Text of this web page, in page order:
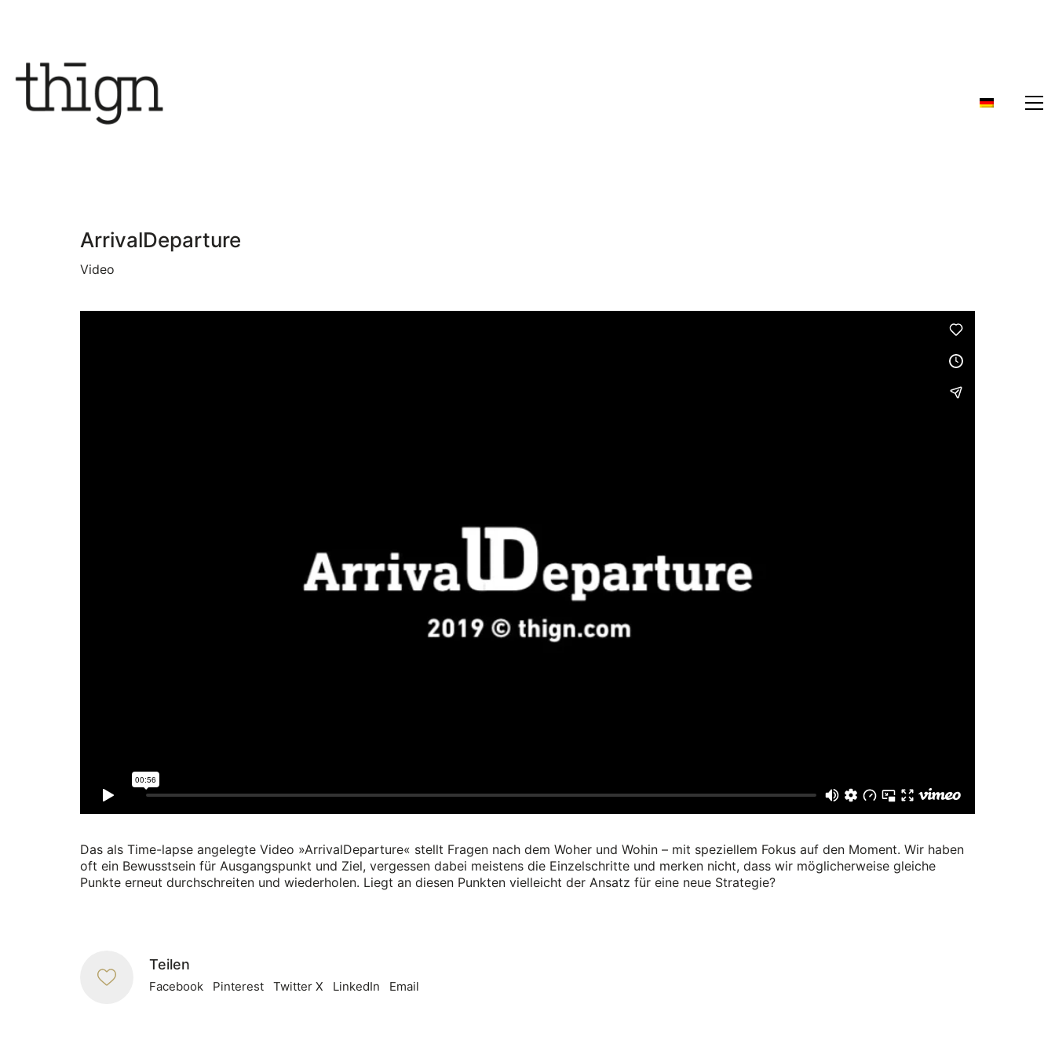
ArrivalDeparture
Video
Das als Time-lapse angelegte Video »ArrivalDeparture« stellt Fragen nach dem Woher und Wohin – mit speziellem Fokus auf den Moment. Wir haben
oft ein Bewusstsein für Ausgangspunkt und Ziel, vergessen dabei meistens die Einzelschritte und merken nicht, dass wir möglicherweise gleiche
Punkte erneut durchschreiten und wiederholen. Liegt an diesen Punkten vielleicht der Ansatz für eine neue Strategie?
Teilen
Facebook Pinterest Twitter X LinkedIn Email